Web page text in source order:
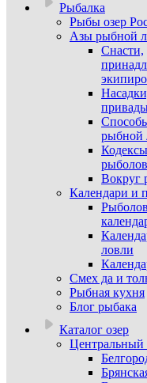
Рыбалка
Рыбы озер
Азы рыбной
Снасти,
рыбной
Вокруг
Календари и
ловли
Смех да и
Рыбная кухня
Блог рыбака
Каталог озер
Центральный